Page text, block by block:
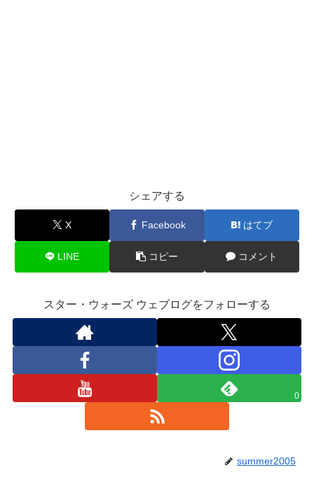
シェアする
X Facebook はてブ
LINE コピー コメント
スター・ウォーズ ウェブログをフォローする
0
summer2005